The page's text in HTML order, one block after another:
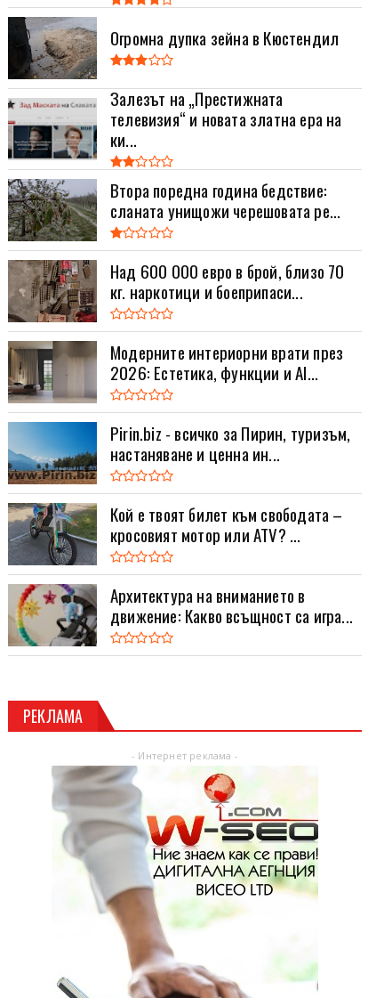
Огромна дупка зейна в Кюстендил
Залезът на „Престижната
телевизия“ и новата златна ера на
ки...
Втора поредна година бедствие:
сланата унищожи черешовата ре...
Над 600 000 евро в брой, близо 70
кг. наркотици и боеприпаси...
Модерните интериорни врати през
2026: Естетика, функции и AI...
Pirin.biz - всичко за Пирин, туризъм,
настаняване и ценна ин...
Кой е твоят билет към свободата –
кросовият мотор или ATV? ...
Архитектура на вниманието в
движение: Какво всъщност са игра...
РЕКЛАМА
- Интернет реклама -